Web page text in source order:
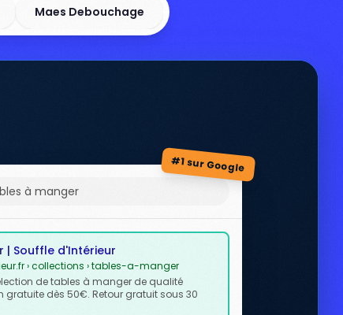
Maes Debouchage
#1 sur Google
à manger
| Souffle d'Intérieur
› collections › tables-a-manger
de tables à manger de qualité
gratuite dès 50€. Retour gratuit sous 30